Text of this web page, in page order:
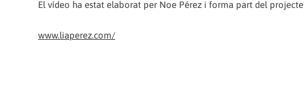
El vídeo ha estat elaborat per Noe Pérez i forma part del projecte
www.liaperez.com/